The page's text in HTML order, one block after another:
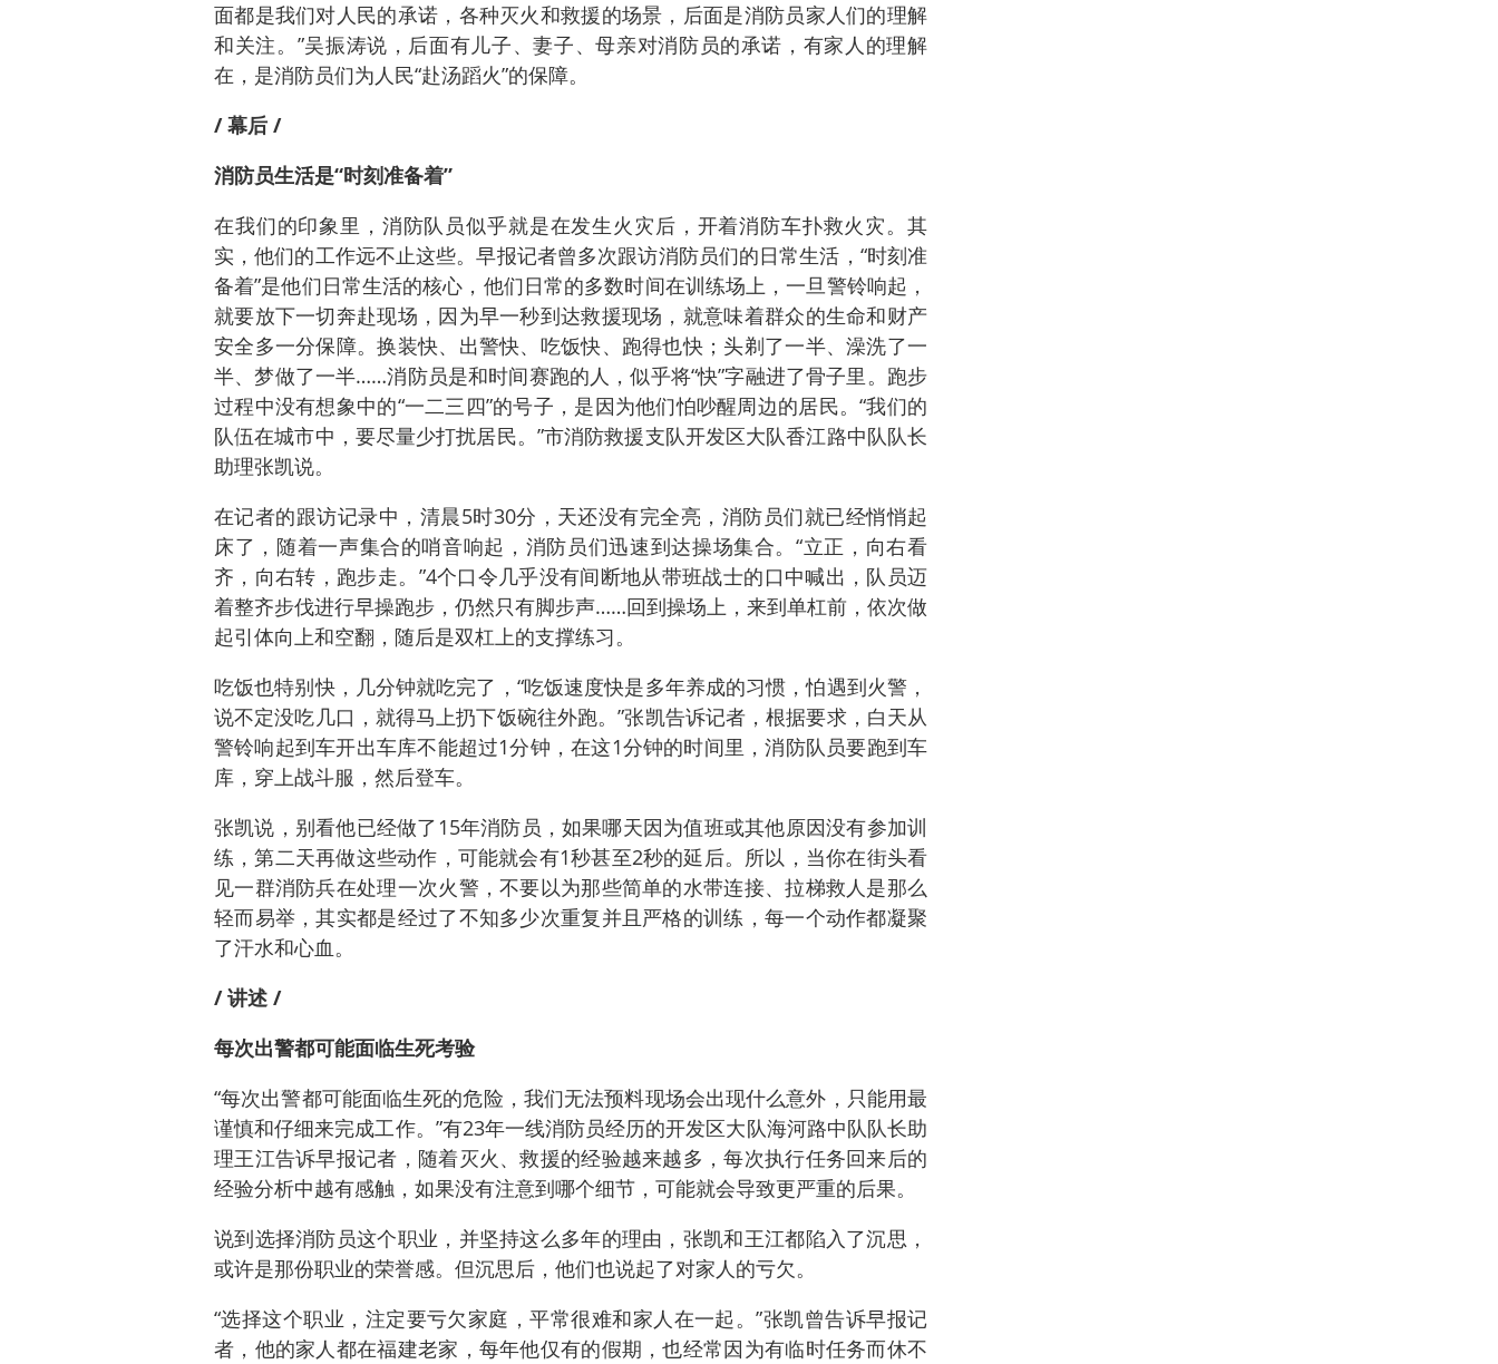
面都是我们对人民的承诺，各种灭火和救援的场景，后面是消防员家人们的理解
和关注。”吴振涛说，后面有儿子、妻子、母亲对消防员的承诺，有家人的理解
在，是消防员们为人民“赴汤蹈火”的保障。
/ 幕后 /
消防员生活是“时刻准备着”
在我们的印象里，消防队员似乎就是在发生火灾后，开着消防车扑救火灾。其
实，他们的工作远不止这些。早报记者曾多次跟访消防员们的日常生活，“时刻准
备着”是他们日常生活的核心，他们日常的多数时间在训练场上，一旦警铃响起，
就要放下一切奔赴现场，因为早一秒到达救援现场，就意味着群众的生命和财产
安全多一分保障。换装快、出警快、吃饭快、跑得也快；头剃了一半、澡洗了一
半、梦做了一半……消防员是和时间赛跑的人，似乎将“快”字融进了骨子里。跑步
过程中没有想象中的“一二三四”的号子，是因为他们怕吵醒周边的居民。“我们的
队伍在城市中，要尽量少打扰居民。”市消防救援支队开发区大队香江路中队队长
助理张凯说。
在记者的跟访记录中，清晨5时30分，天还没有完全亮，消防员们就已经悄悄起
床了，随着一声集合的哨音响起，消防员们迅速到达操场集合。“立正，向右看
齐，向右转，跑步走。”4个口令几乎没有间断地从带班战士的口中喊出，队员迈
着整齐步伐进行早操跑步，仍然只有脚步声……回到操场上，来到单杠前，依次做
起引体向上和空翻，随后是双杠上的支撑练习。
吃饭也特别快，几分钟就吃完了，“吃饭速度快是多年养成的习惯，怕遇到火警，
说不定没吃几口，就得马上扔下饭碗往外跑。”张凯告诉记者，根据要求，白天从
警铃响起到车开出车库不能超过1分钟，在这1分钟的时间里，消防队员要跑到车
库，穿上战斗服，然后登车。
张凯说，别看他已经做了15年消防员，如果哪天因为值班或其他原因没有参加训
练，第二天再做这些动作，可能就会有1秒甚至2秒的延后。所以，当你在街头看
见一群消防兵在处理一次火警，不要以为那些简单的水带连接、拉梯救人是那么
轻而易举，其实都是经过了不知多少次重复并且严格的训练，每一个动作都凝聚
了汗水和心血。
/ 讲述 /
每次出警都可能面临生死考验
“每次出警都可能面临生死的危险，我们无法预料现场会出现什么意外，只能用最
谨慎和仔细来完成工作。”有23年一线消防员经历的开发区大队海河路中队队长助
理王江告诉早报记者，随着灭火、救援的经验越来越多，每次执行任务回来后的
经验分析中越有感触，如果没有注意到哪个细节，可能就会导致更严重的后果。
说到选择消防员这个职业，并坚持这么多年的理由，张凯和王江都陷入了沉思，
或许是那份职业的荣誉感。但沉思后，他们也说起了对家人的亏欠。
“选择这个职业，注定要亏欠家庭，平常很难和家人在一起。”张凯曾告诉早报记
者，他的家人都在福建老家，每年他仅有的假期，也经常因为有临时任务而休不